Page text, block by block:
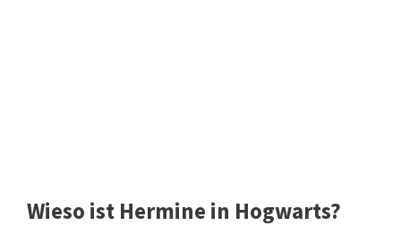
Wieso ist Hermine in Hogwarts?